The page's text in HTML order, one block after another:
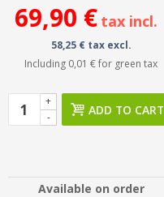
69,90 € tax incl.
58,25 € tax excl.
Including 0,01 €for green tax
-
+
ADD TO CART
Available on order